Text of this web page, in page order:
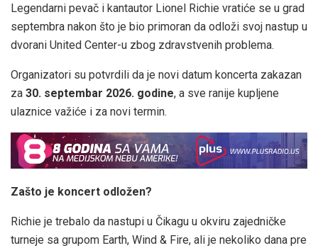
Legendarni pevač i kantautor Lionel Richie vratiće se u grad
septembra nakon što je bio primoran da odloži svoj nastup u
dvorani United Center-u zbog zdravstvenih problema.
Organizatori su potvrdili da je novi datum koncerta zakazan
za 30. septembar 2026. godine, a sve ranije kupljene
ulaznice važiće i za novi termin.
Zašto je koncert odložen?
Richie je trebalo da nastupi u Čikagu u okviru zajedničke
turneje sa grupom Earth, Wind & Fire, ali je nekoliko dana pre